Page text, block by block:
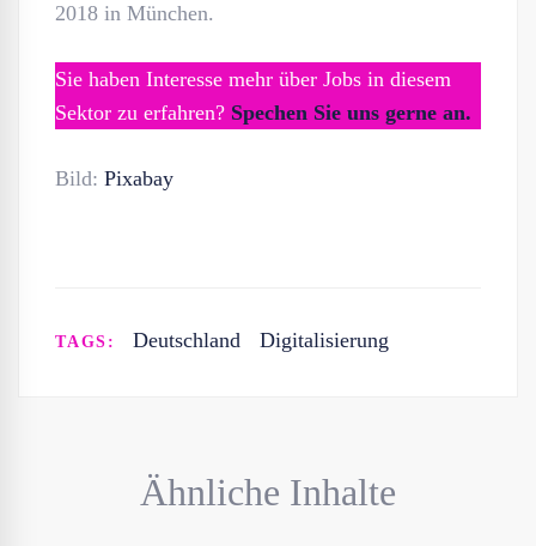
2018 in München.
Sie haben Interesse mehr über Jobs in diesem
Sektor zu erfahren? Spechen Sie uns gerne an.
Bild: Pixabay
TAGS: Deutschland Digitalisierung
Ähnliche Inhalte